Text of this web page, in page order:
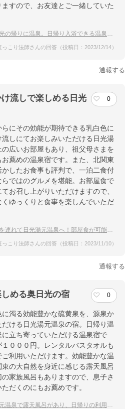
すので、お友達とご一緒していた
の帰りに温泉。日帰り入浴できる温泉宿は？
っこり法師さんの回答（投稿日：2023/12/14）
通報する
流しで楽しめる日光
0
にその効能が期待できる乳白色に
しにてお楽しみいただける日光湯
広いお部屋もあり、祖父母さまを
薦めの温泉宿です。また、北関東
したお食事も評判で、一泊二食付
ではのグルメを堪能。お部屋食で
お召し上がりいただけますので、
ゆっくりと食事を楽しんでいただ
れて日光湯元温泉へ！部屋食が可能な宿を教えて下さい。
っこり法師さんの回答（投稿日：2023/11/10）
通報する
める奥日光の宿 0
濁る効能豊かな硫黄泉を、源泉か
ける日光湯元温泉の宿。日帰り温
立ち寄っていただける温泉宿で
０００円。レンタルバスタオルも
利用いただけます。効能豊かな温
の大自然を身近に感じる露天風呂
家族風呂もありますので、息子さ
だくのにもお薦めです。
露天風呂があり、日帰りの利用が出来る温泉宿のおすすめを教えて下さい。